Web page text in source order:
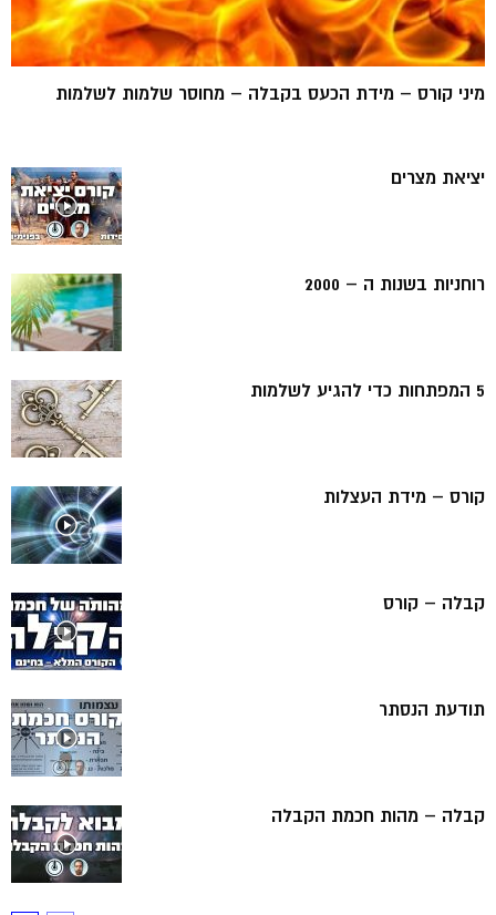
מיני קורס – מידת הכעס בקבלה – מחוסר שלמות לשלמות
יציאת מצרים
רוחניות בשנות ה – 2000
5 המפתחות כדי להגיע לשלמות
קורס – מידת העצלות
קבלה – קורס
תודעת הנסתר
קבלה – מהות חכמת הקבלה